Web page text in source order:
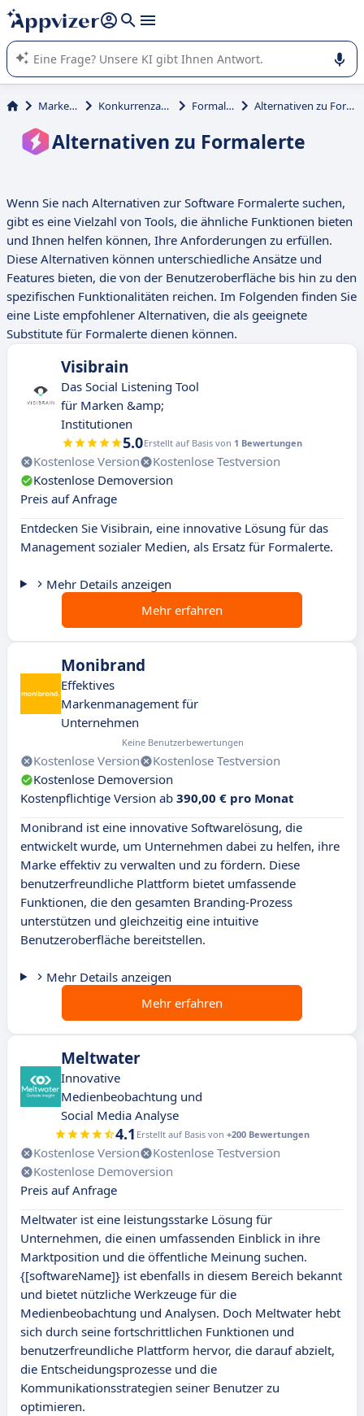
beantworten (mehrere Zeilen mit
Die KI von Appvizer führt Sie bei der Nutzung oder Auswahl
von SaaS-Software in Unternehmen.
Marketing Konkurrenzanalyse Formalerte Alternativen zu Formalerte
Alternativen zu Formalerte
Wenn Sie nach Alternativen zur Software Formalerte suchen,
gibt es eine Vielzahl von Tools, die ähnliche Funktionen bieten
und Ihnen helfen können, Ihre Anforderungen zu erfüllen.
Diese Alternativen können unterschiedliche Ansätze und
Features bieten, die von der Benutzeroberfläche bis hin zu den
spezifischen Funktionalitäten reichen. Im Folgenden finden Sie
eine Liste empfohlener Alternativen, die als geeignete
Substitute für Formalerte dienen können.
Visibrain
Das Social Listening Tool
für Marken &amp;
Institutionen
5.0Erstellt auf Basis von 1 Bewertungen
Kostenlose Version
Kostenlose Testversion
Kostenlose Demoversion
Preis auf Anfrage
Entdecken Sie Visibrain, eine innovative Lösung für das
Management sozialer Medien, als Ersatz für Formalerte.
Mehr Details anzeigen
Mehr erfahren
Monibrand
Effektives
Markenmanagement für
Unternehmen
Keine Benutzerbewertungen
Kostenlose Version
Kostenlose Testversion
Kostenlose Demoversion
Kostenpflichtige Version ab 390,00 € pro Monat
Monibrand ist eine innovative Softwarelösung, die
entwickelt wurde, um Unternehmen dabei zu helfen, ihre
Marke effektiv zu verwalten und zu fördern. Diese
benutzerfreundliche Plattform bietet umfassende
Funktionen, die den gesamten Branding-Prozess
unterstützen und gleichzeitig eine intuitive
Benutzeroberfläche bereitstellen.
Mehr Details anzeigen
Mehr erfahren
Meltwater
Innovative
Medienbeobachtung und
Social Media Analyse
4.1 Erstellt auf Basis von +200 Bewertungen
Kostenlose Version
Kostenlose Testversion
Kostenlose Demoversion
Preis auf Anfrage
Meltwater ist eine leistungsstarke Lösung für
Unternehmen, die einen umfassenden Einblick in ihre
Marktposition und die öffentliche Meinung suchen.
{[softwareName]} ist ebenfalls in diesem Bereich bekannt
und bietet nützliche Werkzeuge für die
Medienbeobachtung und Analysen. Doch Meltwater hebt
sich durch seine fortschrittlichen Funktionen und
benutzerfreundliche Plattform hervor, die darauf abzielt,
die Entscheidungsprozesse und die
Kommunikationsstrategien seiner Benutzer zu
optimieren.